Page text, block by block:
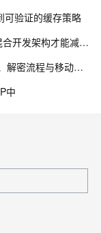
可验证的缓存策略
APP同时覆盖了iOS、安卓和鸿蒙，如何选择混合开发架构才能减少重复建设，提高功能上线效率～
企业文档加密管控实践：终端权限、离线办公、解密流程与移动安全能力梳理
中